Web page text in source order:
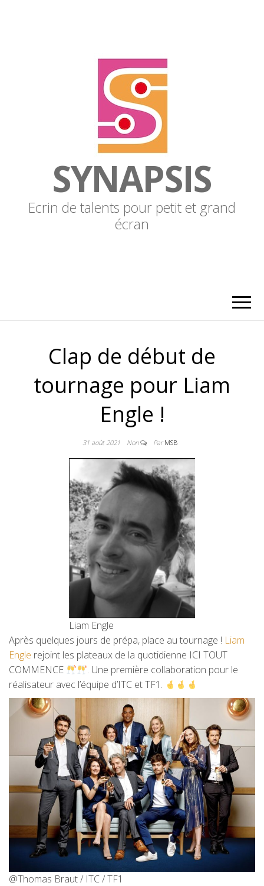
SYNAPSIS
Ecrin de talents pour petit et grand
écran
Clap de début de
tournage pour Liam
Engle !
31 août 2021 Non ParMSB
Liam Engle
Après quelques jours de prépa, place au tournage ! Liam
Engle rejoint les plateaux de la quotidienne ICI TOUT
COMMENCE
. Une première collaboration pour le
réalisateur avec l’équipe d’ITC et TF1.
@Thomas Braut / ITC / TF1